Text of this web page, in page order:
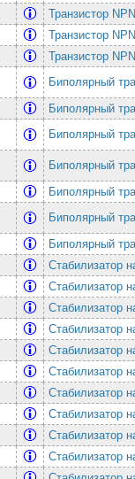
Транзистор
Транзистор
Транзистор
Биполярный
Биполярный
Биполярный
Биполярный
Биполярный
Биполярный
Биполярный
Стабилизатор
Стабилизатор
Стабилизатор
Стабилизатор
Стабилизатор
Стабилизатор
Стабилизатор
Стабилизатор
Стабилизатор
Стабилизатор